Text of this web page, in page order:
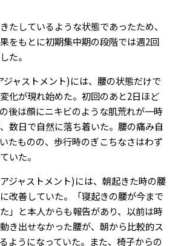
たしているような状態であったため、
をもとに初期集中期の段階では週2回
た。
ャストメント)には、腰の状態だけで
化が現れ始めた。初回のあと2日ほど
後は顔にニキビのような肌荒れが一時
数日で自然に落ち着いた。腰の痛み自
たものの、歩行時のぎこちなさはわず
いた。
ジャストメント)には、朝起きた時の腰
改善していた。「寝起きの腰が今まで
」と本人からも報告があり、以前は時
き出せなかった腰が、朝から比較的ス
ようになっていた。また、椅子からの